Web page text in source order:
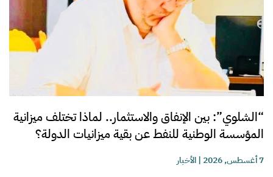
“الشلوي”: بين الإنفاق والاستثمار.. لماذا تختلف ميزانية
المؤسسة الوطنية للنفط عن بقية ميزانيات الدولة؟
7 أغسطس, 2026 |الأخبار